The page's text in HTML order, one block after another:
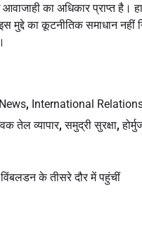
आवाजाही का अधिकार प्राप्त
इस मुद्दे का कूटनीतिक समाधान
, International
तेल व्यापार,समुद्री सुरक्षा,
के तीसरे दौर में पहुंचीं